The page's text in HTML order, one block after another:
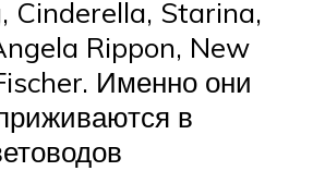
Cinderella, Starina,
Rippon, New
Именно они
в